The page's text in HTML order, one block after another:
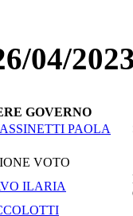
04/
GOVERNO
PAOLA
VOTO
ILARIA